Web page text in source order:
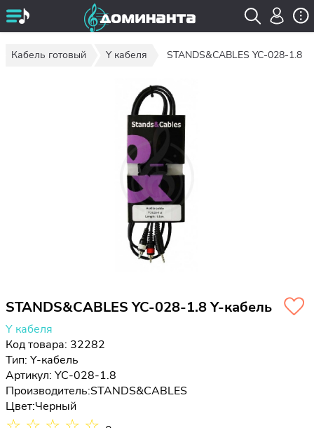
Кабель готовый Y кабеля STANDS&CABLES YC-028-1.8
STANDS&CABLES YC-028-1.8 Y-кабель
Y кабеля
Код товара: 32282
Тип: Y-кабель
Артикул: YC-028-1.8
Производитель:STANDS&CABLES
Цвет:Черный